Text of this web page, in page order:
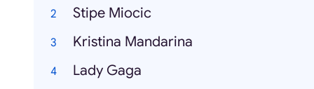
Stipe Miocic
Kristina Mandarina
Lady Gaga